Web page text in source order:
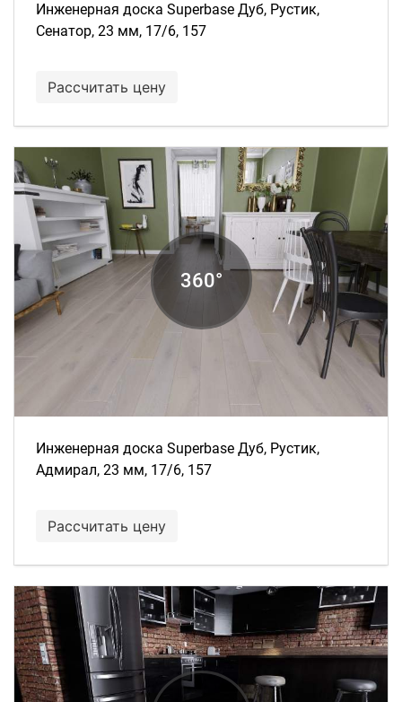
Инженерная доска Superbase Дуб, Рустик,
Сенатор, 23 мм, 17/6, 157
Рассчитать цену
Инженерная доска Superbase Дуб, Рустик,
Адмирал, 23 мм, 17/6, 157
Рассчитать цену